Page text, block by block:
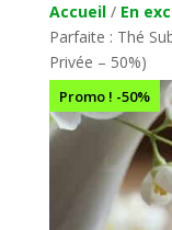
Accueil/ En
Parfaite : Thé
Privée – 50%)
Promo ! -50%